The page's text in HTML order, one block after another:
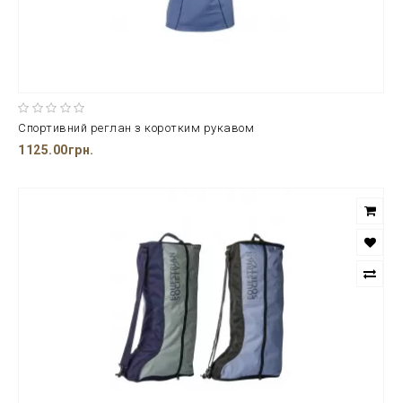
Спортивний реглан з коротким рукавом
1125.00грн.